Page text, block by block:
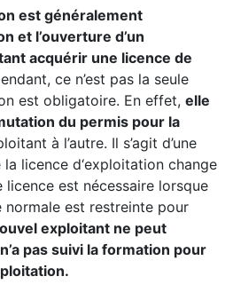
est généralement
et l’ouverture d’un
acquérir une licence de
ce n’est pas la seule
est obligatoire. En effet, elle
du permis pour la
à l’autre. Il s’agit d’une
licence d‘exploitation change
licence est nécessaire lorsque
est restreinte pour
exploitant ne peut
pas suivi la formation pour